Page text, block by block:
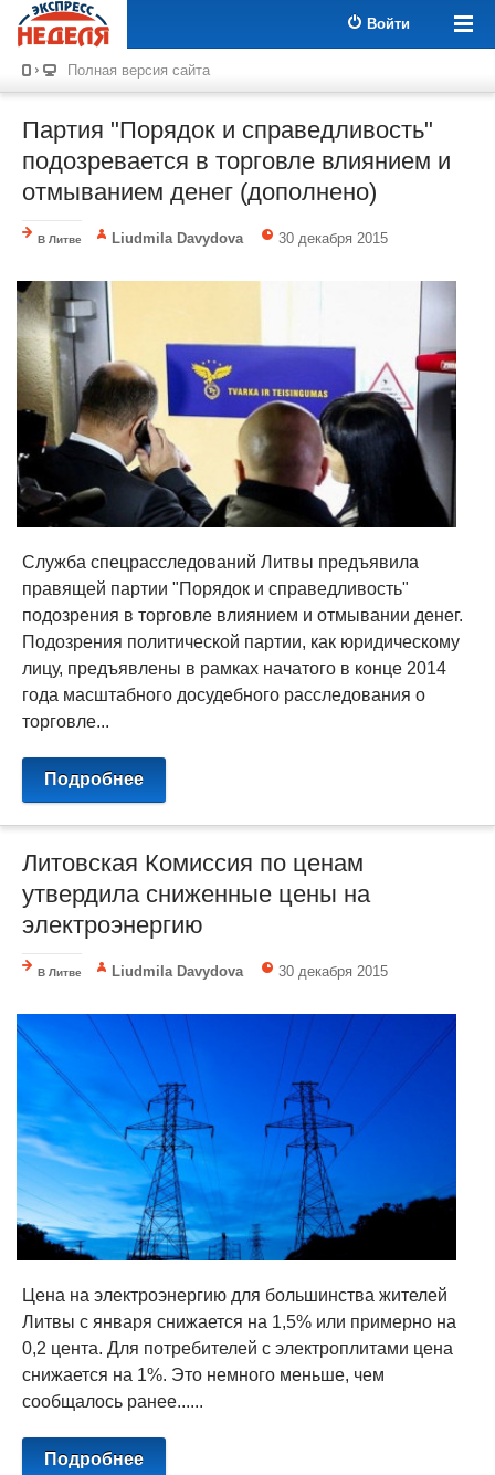
Войти
Полная версия сайта
Партия "Порядок и справедливость"
подозревается в торговле влиянием и
отмыванием денег (дополнено)
В Литве Liudmila Davydova 30 декабря 2015
Служба спецрасследований Литвы предъявила
правящей партии "Порядок и справедливость"
подозрения в торговле влиянием и отмывании денег.
Подозрения политической партии, как юридическому
лицу, предъявлены в рамках начатого в конце 2014
года масштабного досудебного расследования о
торговле...
Подробнее
Литовская Комиссия по ценам
утвердила сниженные цены на
электроэнергию
В Литве Liudmila Davydova 30 декабря 2015
Цена на электроэнергию для большинства жителей
Литвы с января снижается на 1,5% или примерно на
0,2 цента. Для потребителей с электроплитами цена
снижается на 1%. Это немного меньше, чем
сообщалось ранее......
Подробнее